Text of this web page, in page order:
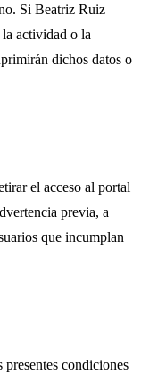
Si Beatriz Ruiz
actividad o la
dichos datos o
el acceso al portal
previa, a
que incumplan
condiciones